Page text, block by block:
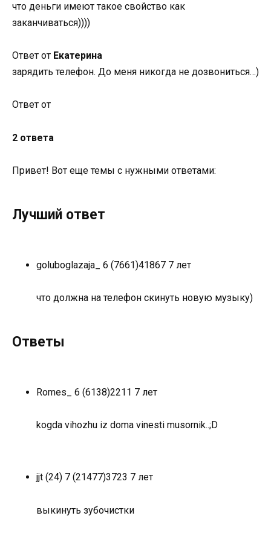
что деньги имеют такое свойство как
заканчиваться))))
Ответ от Екатерина
зарядить телефон. До меня никогда не дозвониться…)
Ответ от
2 ответа
Привет! Вот еще темы с нужными ответами:
Лучший ответ
goluboglazaja_ 6 (7661)41867 7 лет
что должна на телефон скинуть новую музыку)
Ответы
Romes_ 6 (6138)2211 7 лет
kogda vihozhu iz doma vinesti musornik..;D
jjt (24) 7 (21477)3723 7 лет
выкинуть зубочистки